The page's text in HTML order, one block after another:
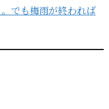
でも梅雨が終われば